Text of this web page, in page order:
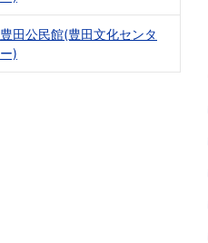
豊田公民館(豊田文化センタ
ー)